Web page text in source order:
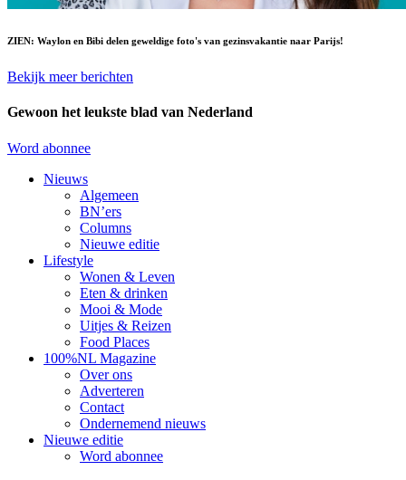
ZIEN: Waylon en Bibi delen geweldige foto's van gezinsvakantie naar Parijs!
Bekijk meer berichten
Gewoon het leukste blad van Nederland
Word abonnee
Nieuws
Algemeen
BN’ers
Columns
Nieuwe editie
Lifestyle
Wonen & Leven
Eten & drinken
Mooi & Mode
Uitjes & Reizen
Food Places
100%NL Magazine
Over ons
Adverteren
Contact
Ondernemend nieuws
Nieuwe editie
Word abonnee